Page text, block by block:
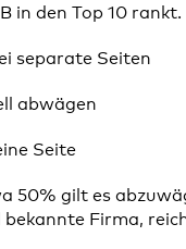
in den Top 10
separate Seiten
abwägen
Seite
50% gilt es
Firma,